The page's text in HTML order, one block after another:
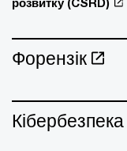
Форензік
Кібербезпека